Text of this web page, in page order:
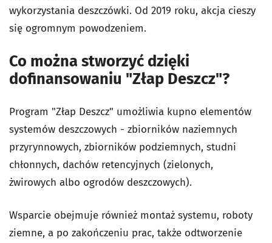
wykorzystania deszczówki. Od 2019 roku, akcja cieszy
się ogromnym powodzeniem.
Co można stworzyć dzięki
dofinansowaniu "Złap Deszcz"?
Program "Złap Deszcz" umożliwia kupno elementów
systemów deszczowych - zbiorników naziemnych
przyrynnowych, zbiorników podziemnych, studni
chłonnych, dachów retencyjnych (zielonych,
żwirowych albo ogrodów deszczowych).
Wsparcie obejmuje również montaż systemu, roboty
ziemne, a po zakończeniu prac, także odtworzenie